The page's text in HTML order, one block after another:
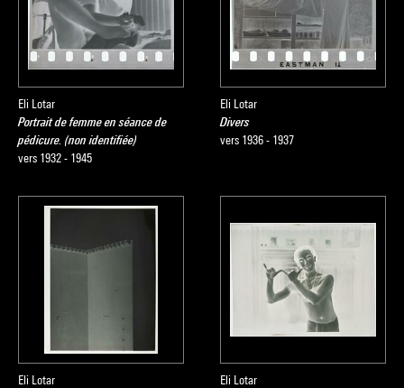
Eli Lotar
Portrait de femme en séance de
pédicure. (non identifiée)
vers 1932 - 1945
Eli Lotar
Divers
vers 1936 - 1937
Eli Lotar
Eli Lotar